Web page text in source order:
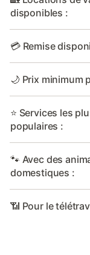
disponibles :
💳 Remise
🌙 Prix minimum
⭐ Services les
populaires :
🐾 Avec des
domestiques :
📶 Pour le